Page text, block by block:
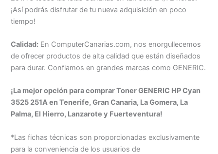
¡Así podrás disfrutar de tu nueva adquisición en poco
tiempo!
Calidad: En ComputerCanarias.com, nos enorgullecemos
de ofrecer productos de alta calidad que están diseñados
para durar. Confiamos en grandes marcas como GENERIC.
¡La mejor opción para comprar Toner GENERIC HP Cyan
3525 251A en Tenerife, Gran Canaria, La Gomera, La
Palma, El Hierro, Lanzarote y Fuerteventura!
*Las fichas técnicas son proporcionadas exclusivamente
para la conveniencia de los usuarios de